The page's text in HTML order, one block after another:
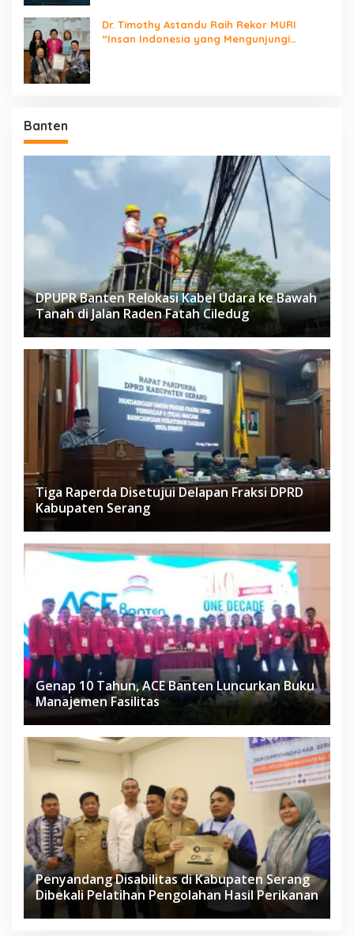
Dr. Timothy Astandu Raih Rekor MURI
“Insan Indonesia yang Mengunjungi
Banten
DPUPR Banten Relokasi Kabel Udara ke Bawah
Tanah di Jalan Raden Fatah Ciledug
Tiga Raperda Disetujui Delapan Fraksi DPRD
Kabupaten Serang
Genap 10 Tahun, ACE Banten Luncurkan Buku
Manajemen Fasilitas
Penyandang Disabilitas di Kabupaten Serang
Dibekali Pelatihan Pengolahan Hasil Perikanan